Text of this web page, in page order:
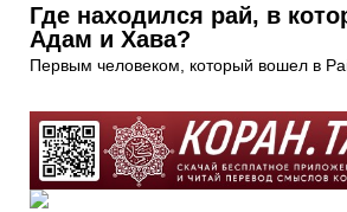
Где находился рай, в
Адам и Хава?
Первым человеком, который вошел в